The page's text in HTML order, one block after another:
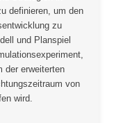
definieren, um den
zu
und Planspiel
der erweiterten
von
wird.